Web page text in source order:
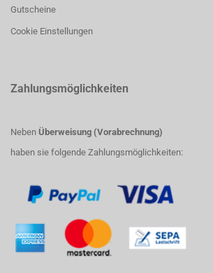
Gutscheine
Cookie Einstellungen
Zahlungsmöglichkeiten
Neben Überweisung (Vorabrechnung)
haben sie folgende Zahlungsmöglichkeiten: